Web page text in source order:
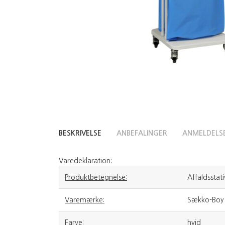
BESKRIVELSE ANBEFALINGER
Varedeklaration:
Produktbetegnelse:
Varemærke: Sækko-Boy
Farve: hvid